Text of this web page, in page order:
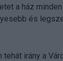
a ház
és
tehát irány a